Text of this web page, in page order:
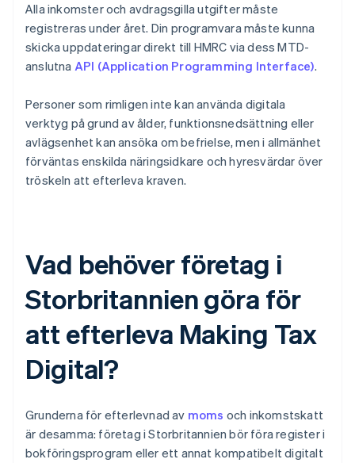
Alla inkomster och avdragsgilla utgifter måste
registreras under året. Din programvara måste kunna
skicka uppdateringar direkt till HMRC via dess MTD-
anslutna API (Application Programming Interface).
Personer som rimligen inte kan använda digitala
verktyg på grund av ålder, funktionsnedsättning eller
avlägsenhet kan ansöka om befrielse, men i allmänhet
förväntas enskilda näringsidkare och hyresvärdar över
tröskeln att efterleva kraven.
Vad behöver företag i
Storbritannien göra för
att efterleva Making Tax
Digital?
Grunderna för efterlevnad av moms och inkomstskatt
är desamma: företag i Storbritannien bör föra register i
bokföringsprogram eller ett annat kompatibelt digitalt